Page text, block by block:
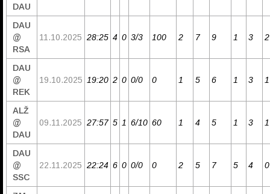
DAU
DAU
@
RSA
11.10.2025 28:25 4 0 3/3 100 2 7 9 1 3 2
DAU
@
REK
19.10.2025 19:20 2 0 0/0 0 1 5 6 1 3 1
ALŽ
@
DAU
09.11.2025 27:57 5 1 6/10 60 1 4 5 1 3 1
DAU
@
SSC
22.11.2025 22:24 6 0 0/0 0 2 5 7 5 4 0